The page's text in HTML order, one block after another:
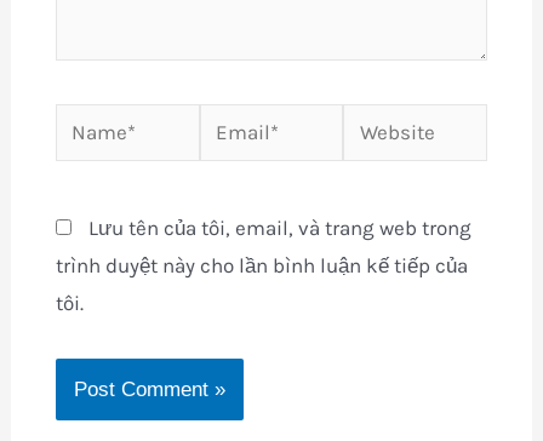
Name* Email* Website
Lưu tên của tôi, email, và trang web trong
trình duyệt này cho lần bình luận kế tiếp của
tôi.